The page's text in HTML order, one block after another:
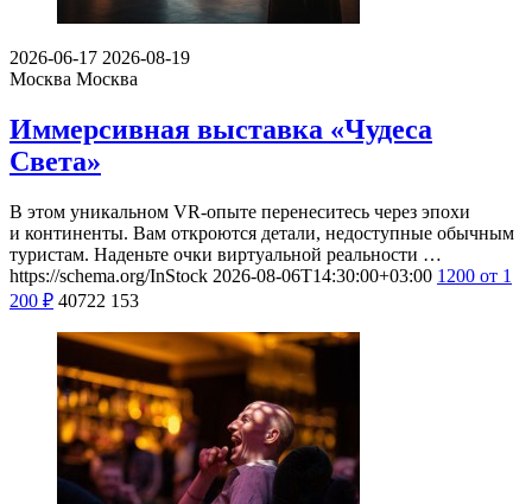
2026-06-17 2026-08-19
Москва Москва
Иммерсивная выставка «Чудеса
Света»
В этом уникальном VR-опыте перенеситесь через эпохи
и континенты. Вам откроются детали, недоступные обычным
туристам. Наденьте очки виртуальной реальности …
https://schema.org/InStock 2026-08-06T14:30:00+03:00 1200 от 1
200 ₽ 40722 153